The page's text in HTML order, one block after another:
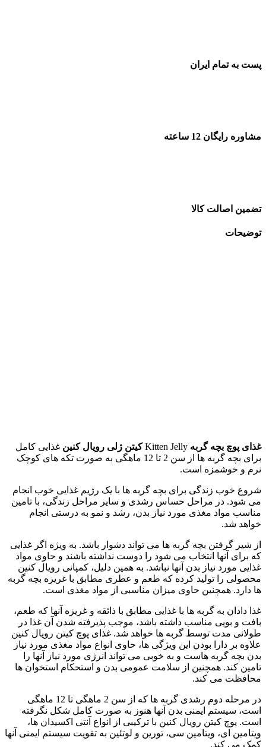
پست به تمام ایران
مشاوره رایگان 12 ساعته
تضمین اصالت کالا
توضیحات
غذای پوچ بچه گربه کیتن ژلی رویال کنین غذایی کامل
برای بچه گربه ها از سن 2 تا 12 ماهگی به صورت تکه های کوچک
نرم و خوشمزه است.
شروع خوب زندگی برای بچه گربه ها با یک رژیم غذایی خوب انجام
می شود. در مراحل حساس رشدی و سایر مراحل زندگی، با تامین
مناسب مواد مغذی مورد نیاز بدن، رشد و نمو به درستی انجام
خواهد شد.
از شیر گرفتن بچه گربه ها می تواند دشوار باشد. به ویژه اگر غذایی
که برای آنها انتخاب می شود را دوست نداشته باشند و حاوی مواد
غذایی مورد نیاز بدن آنها نباشد. به همین دلیل، کمپانی رویال کنین
محصولی را تولید کرده که طعم و عطری مطابق با غریزه بچه گربه
ها دارد. همچنین حاوی میزان مناسبی از مواد مغذی است.
غذا دادان به گربه ها با غذایی مطابق با ذائقه و غریزه آنها که طعم،
بافت و بویی مناسب داشته باشد، موجب پذیرفته شدن آن غذا در
طولانی مدت توسط گربه ها خواهد شد. غذای پوچ کیتن رویال کنین
علاوه بر دارا بودن این ویژگی ها، حاوی انواع مواد مغذی مورد نیاز
بدن بچه گربه هاست و به خوبی می تواند انرژی مورد نیاز آنها را
تامین کند. همچنین از سلامت عمومی بدن و استحکام استخوان ها
محافظت می کند.
در مرحله دوم رشدی گربه ها که از سن 2 ماهگی تا 12 ماهگی
است، سیستم ایمنی بدن آنها هنوز به صورت کامل شکل نگرفته
است. پوچ کیتن رویال کنین با ترکیبی از انواع آنتی اکسیدان ها،
ویتامین ای، ویتامین سی، تورین و لوتئین به تقویت سیستم ایمنی آنها
کمک می کند.